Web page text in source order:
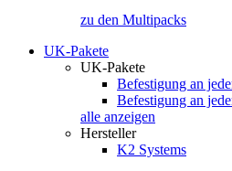
zu den Multipacks
UK-Pakete
UK-Pakete
Befestigung an
Befestigung an
alle anzeigen
Hersteller
K2 Systems